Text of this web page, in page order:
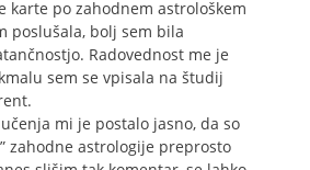
karte po zahodnem astrološkem
poslušala, bolj sem bila
Radovednost me je
sem se vpisala na študij
mi je postalo jasno, da so
zahodne astrologije preprosto